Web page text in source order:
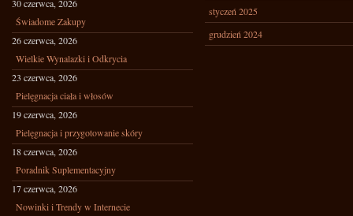
30 czerwca, 2026
Świadome Zakupy
26 czerwca, 2026
Wielkie Wynalazki i Odkrycia
23 czerwca, 2026
Pielęgnacja ciała i włosów
19 czerwca, 2026
Pielęgnacja i przygotowanie skóry
18 czerwca, 2026
Poradnik Suplementacyjny
17 czerwca, 2026
Nowinki i Trendy w Internecie
styczeń 2025
grudzień 2024